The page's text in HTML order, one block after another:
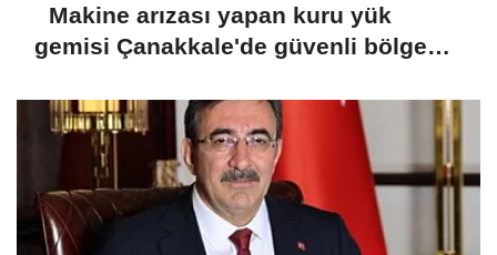
Makine arızası yapan kuru yük
gemisi Çanakkale'de güvenli bölgeye